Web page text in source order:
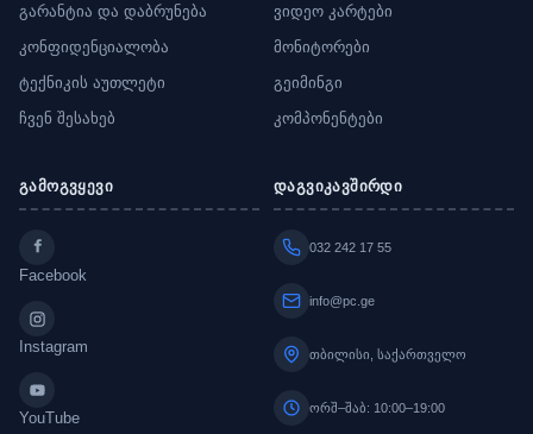
გარანტია და დაბრუნება
კონფიდენციალობა
ტექნიკის აუთლეტი
ჩვენ შესახებ
ვიდეო კარტები
მონიტორები
გეიმინგი
კომპონენტები
გამოგვყევი
Facebook
Instagram
YouTube
დაგვიკავშირდი
032 242 17 55
info@pc.ge
თბილისი, საქართველო
ორშ–შაბ: 10:00–19:00